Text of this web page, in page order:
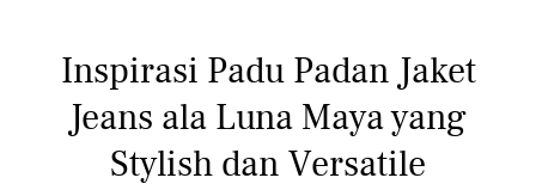
Inspirasi Padu Padan Jaket
Jeans ala Luna Maya yang
Stylish dan Versatile